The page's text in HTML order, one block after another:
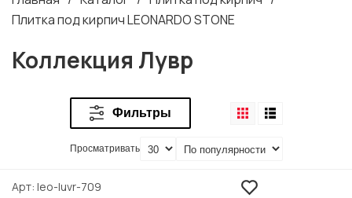
навигации
Плитка под кирпич LEONARDO STONE
Коллекция Лувр
Фильтры
Просматривать
Арт leo-luvr-709